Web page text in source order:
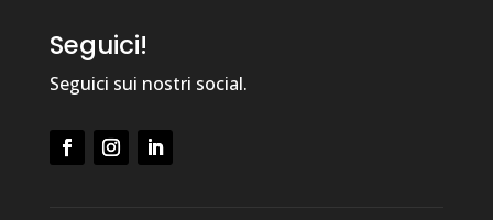
Seguici!
Seguici sui nostri social.